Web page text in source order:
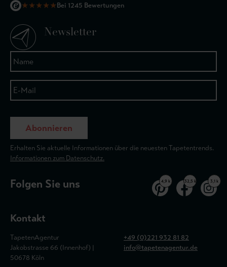
★★★★★Bei 1245 Bewertungen
Newsletter
Abonnieren
Erhalten Sie aktuelle Informationen über die neuesten Tapetentrends.
Informationen zum Datenschutz.
Folgen Sie uns 4,9 k 32,5 k 3,1 k
Kontakt
TapetenAgentur
Jakobstrasse 66 (Innenhof) |
50678 Köln
+49 (0)221 932 81 82
info@tapetenagentur.de